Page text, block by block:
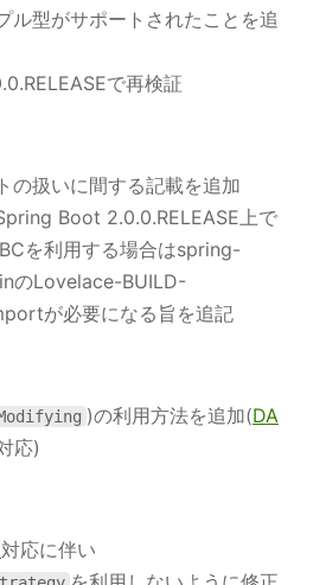
ル型がサポートされたことを追
で再検証
の扱いに間する記載を追加
Boot 2.0.0.RELEASE上で
を利用する場合はspring-
のLovelace-BUILD-
が必要になる旨を追記
)の利用方法を追加(DA
応)
対応に伴い